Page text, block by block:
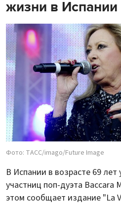
жизни в
Фото: ТАСС/imago/Future Image
В Испании в возрасте 69
участниц поп-дуэта
этом сообщает издание "La